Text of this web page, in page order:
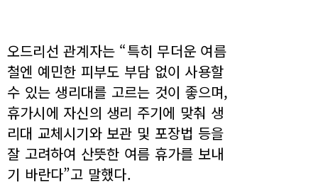
오드리선 관계자는 “특히 무더운 여름
철엔 예민한 피부도 부담 없이 사용할
수 있는 생리대를 고르는 것이 좋으며,
휴가시에 자신의 생리 주기에 맞춰 생
리대 교체시기와 보관 및 포장법 등을
잘 고려하여 산뜻한 여름 휴가를 보내
기 바란다”고 말했다.